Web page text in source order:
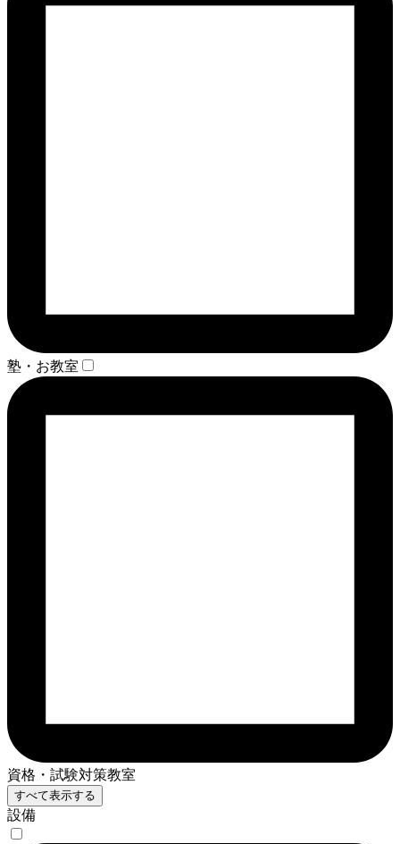
塾・お教室
資格・試験対策教室
すべて表示する
設備